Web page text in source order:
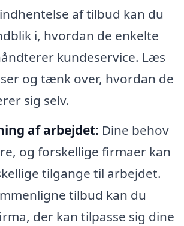
af tilbud kan du
i, hvordan de enkelte
kundeservice. Læs
og tænk over, hvordan de
sig selv.
af arbejdet: Dine behov
og forskellige firmaer kan
tilgange til arbejdet.
tilbud kan du
der kan tilpasse sig dine